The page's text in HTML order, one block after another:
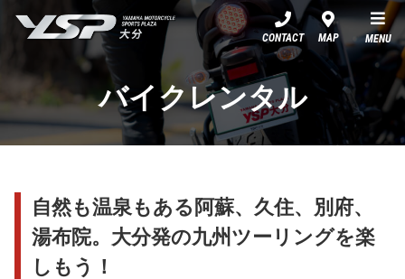
YSP大分
CONTACT MAP MENU
バイクレンタル
自然も温泉もある阿蘇、久住、別府、
湯布院。大分発の九州ツーリングを楽
しもう！